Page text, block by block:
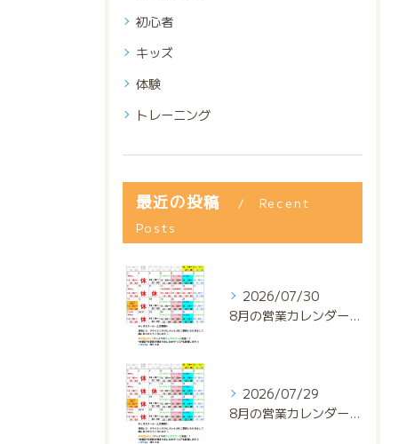
初心者
キッズ
体験
トレーニング
最近の投稿
Recent
Posts
2026/07/30
8月の営業カレンダー📅でっっっす‼️
2026/07/29
8月の営業カレンダー📅でっっっす‼️